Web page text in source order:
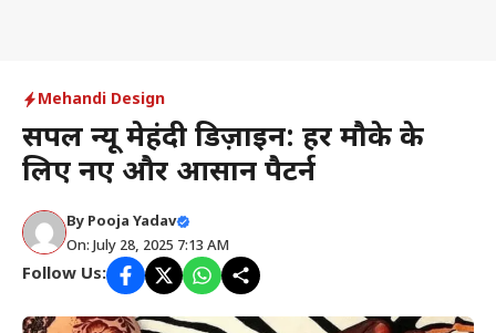
Mehandi Design
सिंपल न्यू मेहंदी डिज़ाइन: हर मौके के
लिए नए और आसान पैटर्न
By Pooja Yadav
On: July 28, 2025 7:13 AM
Follow Us: